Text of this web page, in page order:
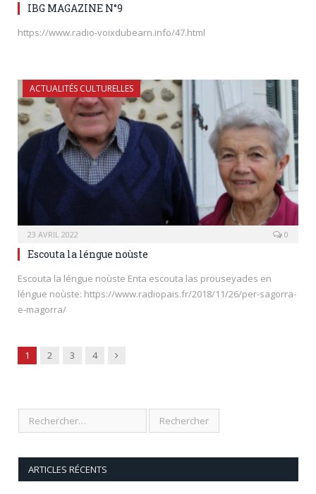
IBG MAGAZINE N°9
https://www.radio-voixdubearn.info/47.html
ACTUALITÉS CULTURELLES
23 AVRIL 2022 0
Escouta la léngue noùste
Escouta la léngue noùste Enta escouta las prouseyades en
léngue noùste: https://www.radiopais.fr/2018/11/26/per-sagorra-
e-magorra/
1 2 3 4 Next
ARTICLES RÉCENTS